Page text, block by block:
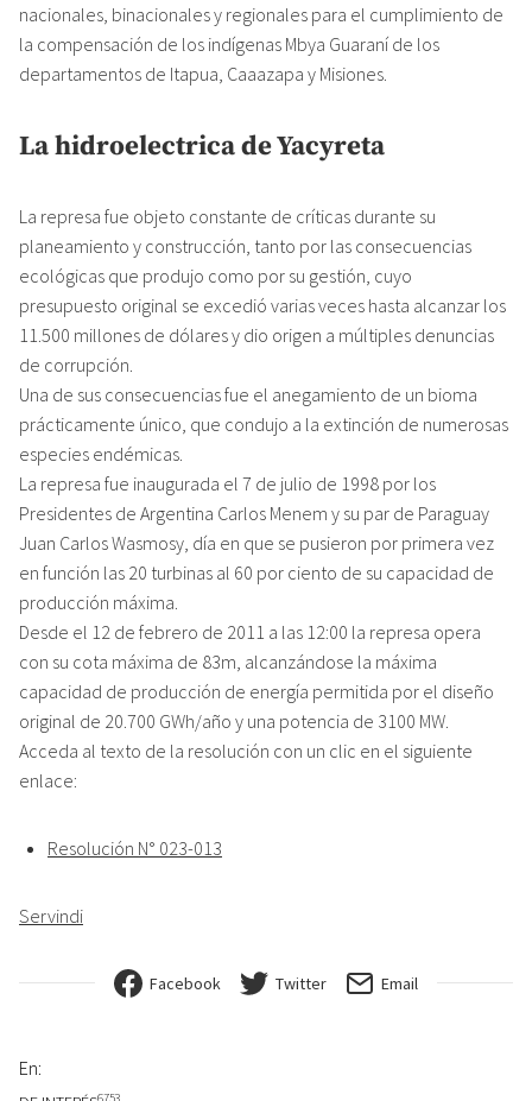
nacionales, binacionales y regionales para el cumplimiento de
la compensación de los indígenas Mbya Guaraní de los
departamentos de Itapua, Caaazapa y Misiones.
La hidroelectrica de Yacyreta
La represa fue objeto constante de críticas durante su
planeamiento y construcción, tanto por las consecuencias
ecológicas que produjo como por su gestión, cuyo
presupuesto original se excedió varias veces hasta alcanzar los
11.500 millones de dólares y dio origen a múltiples denuncias
de corrupción.
Una de sus consecuencias fue el anegamiento de un bioma
prácticamente único, que condujo a la extinción de numerosas
especies endémicas.
La represa fue inaugurada el 7 de julio de 1998 por los
Presidentes de Argentina Carlos Menem y su par de Paraguay
Juan Carlos Wasmosy, día en que se pusieron por primera vez
en función las 20 turbinas al 60 por ciento de su capacidad de
producción máxima.
Desde el 12 de febrero de 2011 a las 12:00 la represa opera
con su cota máxima de 83m, alcanzándose la máxima
capacidad de producción de energía permitida por el diseño
original de 20.700 GWh/año y una potencia de 3100 MW.
Acceda al texto de la resolución con un clic en el siguiente
enlace:
Resolución N° 023-013
Servindi
Facebook Twitter Email
En:
6753